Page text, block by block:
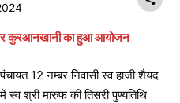
और कुरआनखानी का हुआ आयोजन
12 नम्बर निवासी स्व हाजी शैयद
स्व श्री मारुफ की तिसरी पुण्यतिथि